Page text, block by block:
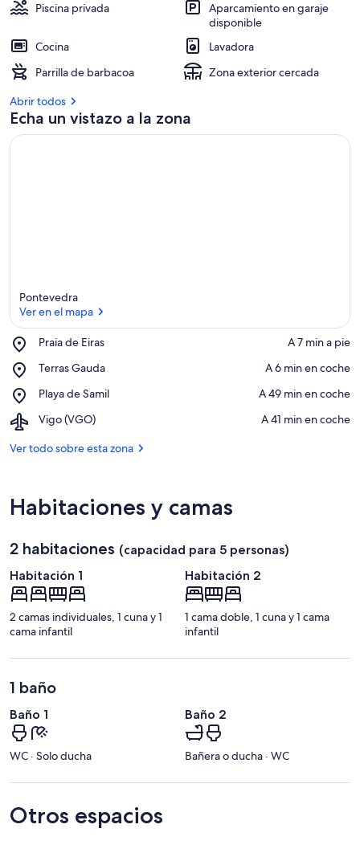
Piscina privada
Aparcamiento en garaje
disponible
Cocina
Lavadora
Parrilla de barbacoa
Zona exterior cercada
Abrir todos
Echa un vistazo a la zona
Pontevedra
Ver en el mapa
Praia de Eiras
Place,
de
‪A 7 min a pie‬
Terras Gauda
Place,
Gauda
‪A 6 min en coche‬
Playa de Samil
Place,
de
‪A 49 min en coche‬
Vigo (VGO)
Airport,
(VGO)
‪A 41 min en coche‬
Ver todo sobre esta zona
Habitaciones y camas
2 habitaciones (capacidad para 5 personas)
Habitación 1
2 camas individuales, 1 cuna y 1
cama infantil
Habitación 2
1 cama doble, 1 cuna y 1 cama
infantil
1 baño
Baño 1
WC · Solo ducha
Baño 2
Bañera o ducha · WC
Otros espacios